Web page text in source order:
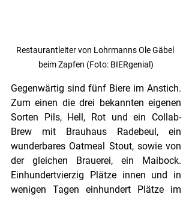
Restaurantleiter von Lohrmanns Ole Gäbel
beim Zapfen (Foto: BIERgenial)
Gegenwärtig sind fünf Biere im Anstich.
Zum einen die drei bekannten eigenen
Sorten Pils, Hell, Rot und ein Collab-
Brew mit Brauhaus Radebeul, ein
wunderbares Oatmeal Stout, sowie von
der gleichen Brauerei, ein Maibock.
Einhundertvierzig Plätze innen und in
wenigen Tagen einhundert Plätze im